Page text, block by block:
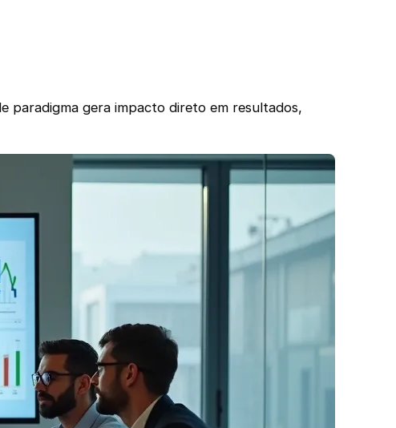
paradigma gera impacto direto em resultados,